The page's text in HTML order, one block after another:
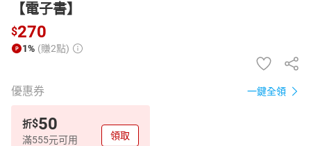
【電子書】
$270
1% (賺2點)
優惠券 一鍵全領
折$50
滿555元可用 領取